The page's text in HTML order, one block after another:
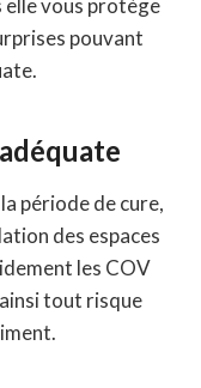
pouvant
période de cure,
des espaces
les COV
tout risque